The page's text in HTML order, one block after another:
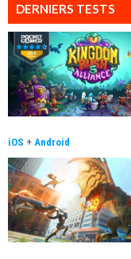
DERNIERS TESTS
iOS + Android